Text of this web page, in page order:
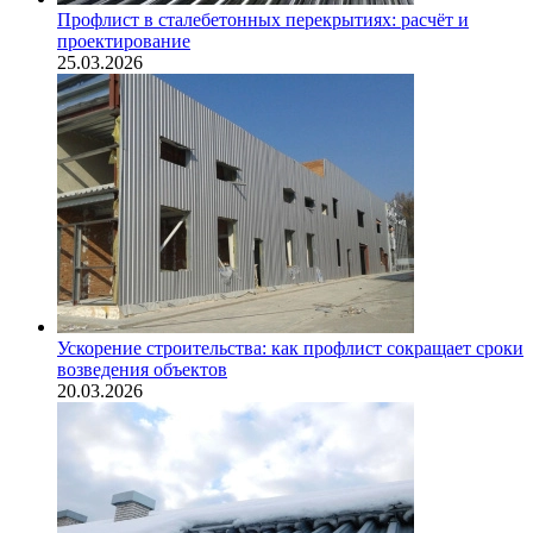
Профлист в сталебетонных перекрытиях: расчёт и
проектирование
25.03.2026
Ускорение строительства: как профлист сокращает сроки
возведения объектов
20.03.2026